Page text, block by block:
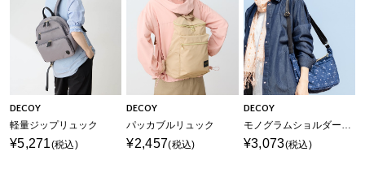
DECOY
軽量ジップリュック
¥5,271(税込)
DECOY
パッカブルリュック
¥2,457(税込)
DECOY
モノグラムショルダーバッグ
¥3,073(税込)